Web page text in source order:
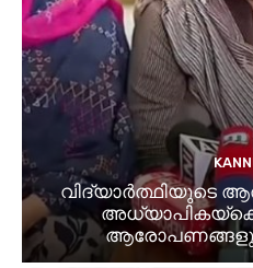
വിദ്യാർത്ഥിയുടെ